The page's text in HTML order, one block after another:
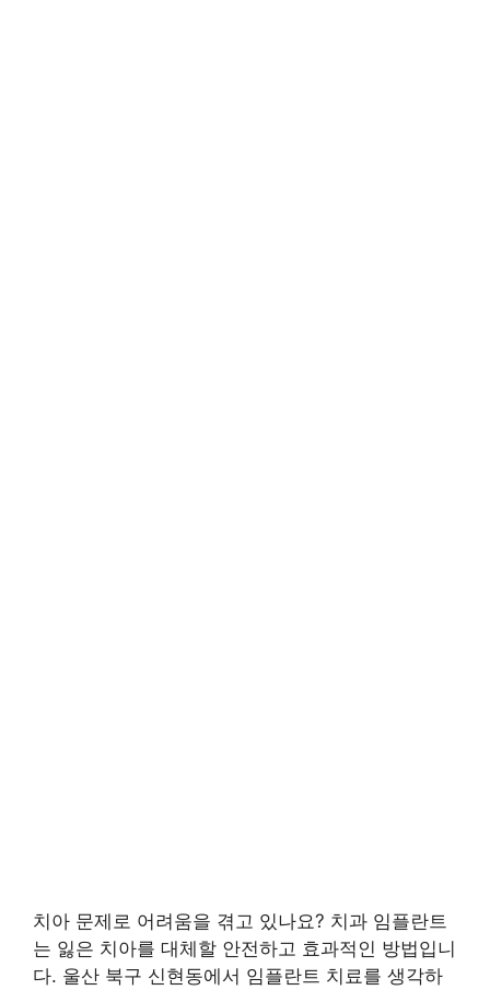
치아 문제로 어려움을 겪고 있나요? 치과 임플란트
는 잃은 치아를 대체할 안전하고 효과적인 방법입니
다. 울산 북구 신현동에서 임플란트 치료를 생각하